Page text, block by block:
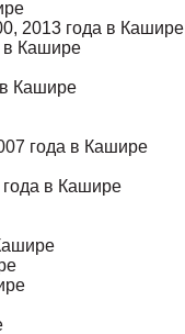
2013 года в Кашире
в Кашире
Кашире
года в Кашире
в Кашире